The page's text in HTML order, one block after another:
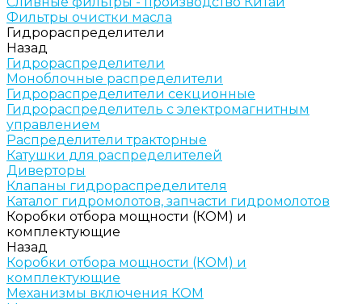
Фильтры очистки масла
Гидрораспределители
Назад
Гидрораспределители
Моноблочные распределители
Гидрораспределители секционные
Гидрораспределитель с электромагнитным
управлением
Распределители тракторные
Катушки для распределителей
Диверторы
Клапаны гидрораспределителя
Каталог гидромолотов, запчасти гидромолотов
Коробки отбора мощности (КОМ) и
комплектующие
Назад
Коробки отбора мощности (КОМ) и
комплектующие
Механизмы включения КОМ